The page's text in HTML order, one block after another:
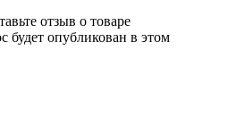
отзыв о товаре
будет опубликован в этом